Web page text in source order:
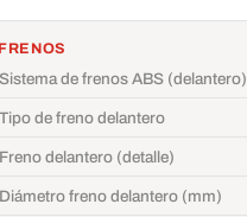
FRENOS
Sistema de frenos ABS (delantero)
Tipo de freno delantero
Freno delantero (detalle)
Diámetro freno delantero (mm)